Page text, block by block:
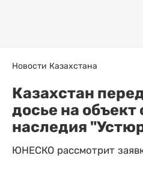
Новости Казахстана
Казахстан
досье на
наследия
ЮНЕСКО рассмотрит